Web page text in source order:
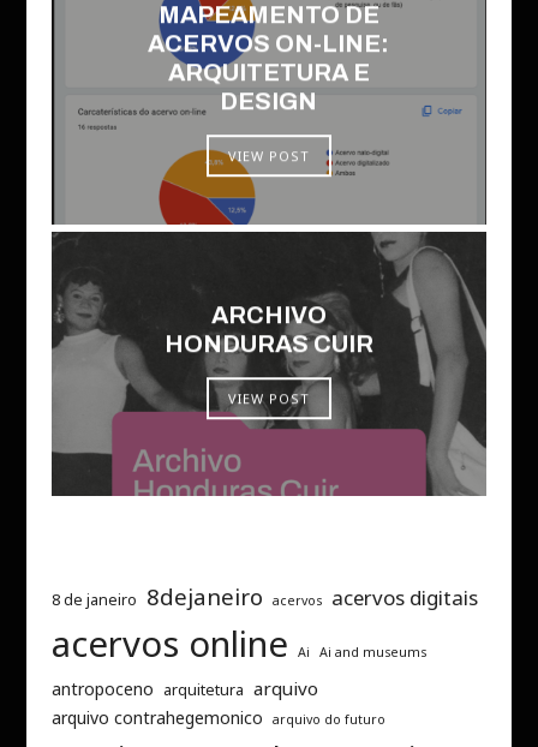
MAPEAMENTO DE
ACERVOS ON-LINE:
ARQUITETURA E
DESIGN
VIEW POST
ARCHIVO
HONDURAS CUIR
VIEW POST
8 de janeiro 8dejaneiro acervos acervos digitais
acervos online Ai Ai and museums
antropoceno arquitetura arquivo
arquivo contrahegemonico arquivo do futuro